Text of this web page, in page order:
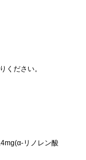
ください。
リノレン酸